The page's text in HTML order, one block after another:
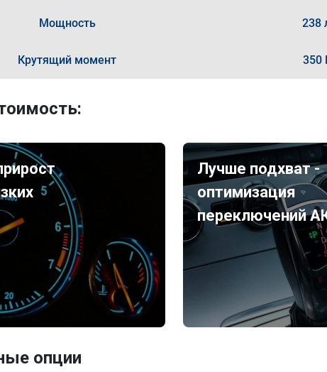
Мощность 238
Крутящий момент 350
Лучше подхват -
оптимизация
переключений
опции